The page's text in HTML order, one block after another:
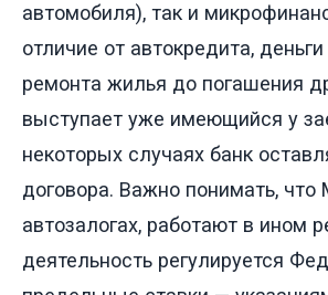
автомобиля), так и
отличие от автокредита,
ремонта жилья до погашения
выступает уже имеющийся у
некоторых случаях банк
договора. Важно понимать,
автозалогах, работают в ином
деятельность регулируется